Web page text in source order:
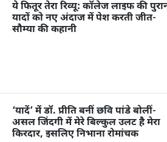
ये फितूर तेरा रिव्यू: कॉलेज लाइफ की
यादों को नए अंदाज में पेश करती जीत-
सौम्या की कहानी
‘यादें’ में डॉ. प्रीति बनीं छवि पांडे बोलीं-
असल जिंदगी में मेरे बिल्कुल उलट है मेरा
किरदार, इसलिए निभाना रोमांचक